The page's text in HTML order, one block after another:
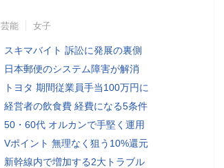
芸能 女子
スキマバイト 訴訟に発展の裏側
日本郵便のシステム障害が解消
トヨタ 期間従業員手当100万円に
経営者の飲食費 経費になる5条件
50・60代 オルカンで手堅く運用
Vポイント 無理なく狙う10%還元
新幹線内で増加する2大トラブル